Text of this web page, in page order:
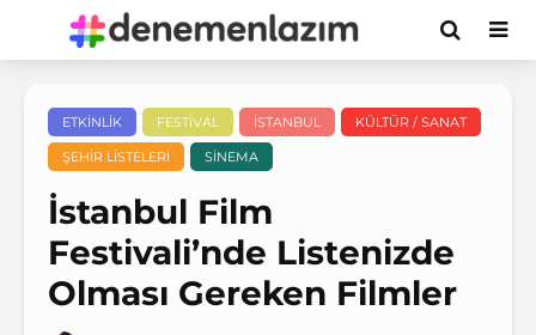
ETKINLIK FESTIVAL İSTANBUL KÜLTÜR / SANAT
ŞEHIR LISTELERI SINEMA
İstanbul Film
Festivali’nde Listenizde
Olması Gereken Filmler